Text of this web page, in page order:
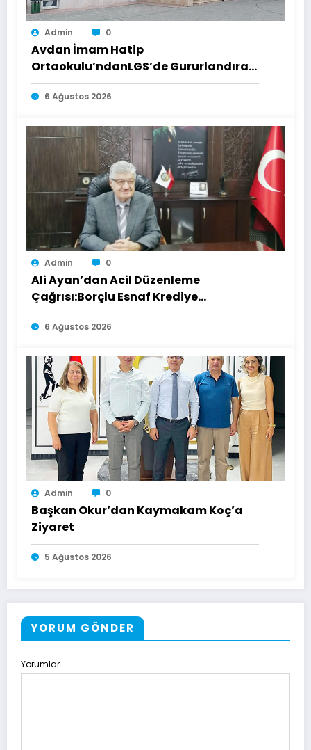
Admin 0
Avdan İmam Hatip
Ortaokulu’ndanLGS’de Gururlandıran
Başarı
6 Ağustos 2026
Admin 0
Ali Ayan’dan Acil Düzenleme
Çağrısı:Borçlu Esnaf Krediye
Ulaşamıyor
6 Ağustos 2026
Admin 0
Başkan Okur’dan Kaymakam Koç’a
Ziyaret
5 Ağustos 2026
YORUM GÖNDER
Yorumlar